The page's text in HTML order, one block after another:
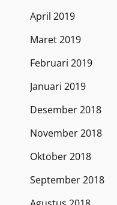
April 2019
Maret 2019
Februari 2019
Januari 2019
Desember 2018
November 2018
Oktober 2018
September 2018